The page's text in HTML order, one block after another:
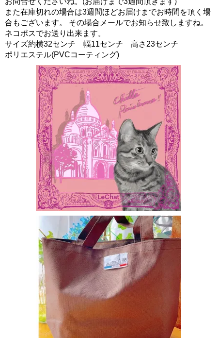
また在庫切れの場合は3週間ほどお届けまでお時間を頂く場
合もございます。 その場合メールでお知らせ致しますね。
ネコポスでお送り出来ます。
サイズ約横32センチ 幅11センチ 高さ23センチ
ポリエステル(PVCコーティング)